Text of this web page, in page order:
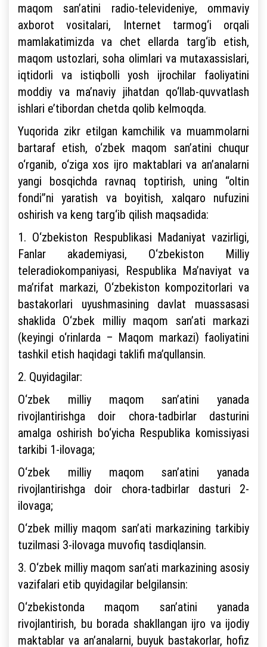
maqom san’atini radio-televideniye, ommaviy
axborot vositalari, Internet tarmog‘i orqali
mamlakatimizda va chet ellarda targ‘ib etish,
maqom ustozlari, soha olimlari va mutaxassislari,
iqtidorli va istiqbolli yosh ijrochilar faoliyatini
moddiy va ma’naviy jihatdan qo‘llab-quvvatlash
ishlari e’tibordan chetda qolib kelmoqda.
Yuqorida zikr etilgan kamchilik va muammolarni
bartaraf etish, o‘zbek maqom san’atini chuqur
o‘rganib, o‘ziga xos ijro maktablari va an’analarni
yangi bosqichda ravnaq toptirish, uning “oltin
fondi”ni yaratish va boyitish, xalqaro nufuzini
oshirish va keng targ‘ib qilish maqsadida:
1. O‘zbekiston Respublikasi Madaniyat vazirligi,
Fanlar akademiyasi, O‘zbekiston Milliy
teleradiokompaniyasi, Respublika Ma’naviyat va
ma’rifat markazi, O‘zbekiston kompozitorlari va
bastakorlari uyushmasining davlat muassasasi
shaklida O‘zbek milliy maqom san’ati markazi
(keyingi o‘rinlarda – Maqom markazi) faoliyatini
tashkil etish haqidagi taklifi ma’qullansin.
2. Quyidagilar:
O‘zbek milliy maqom san’atini yanada
rivojlantirishga doir chora-tadbirlar dasturini
amalga oshirish bo‘yicha Respublika komissiyasi
tarkibi 1-ilovaga;
O‘zbek milliy maqom san’atini yanada
rivojlantirishga doir chora-tadbirlar dasturi 2-
ilovaga;
O‘zbek milliy maqom san’ati markazining tarkibiy
tuzilmasi 3-ilovaga muvofiq tasdiqlansin.
3. O‘zbek milliy maqom san’ati markazining asosiy
vazifalari etib quyidagilar belgilansin:
O‘zbekistonda maqom san’atini yanada
rivojlantirish, bu borada shakllangan ijro va ijodiy
maktablar va an’analarni, buyuk bastakorlar, hofiz